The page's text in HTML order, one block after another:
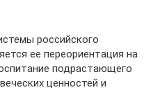
российского
ее переориентация на
подрастающего
ценностей и